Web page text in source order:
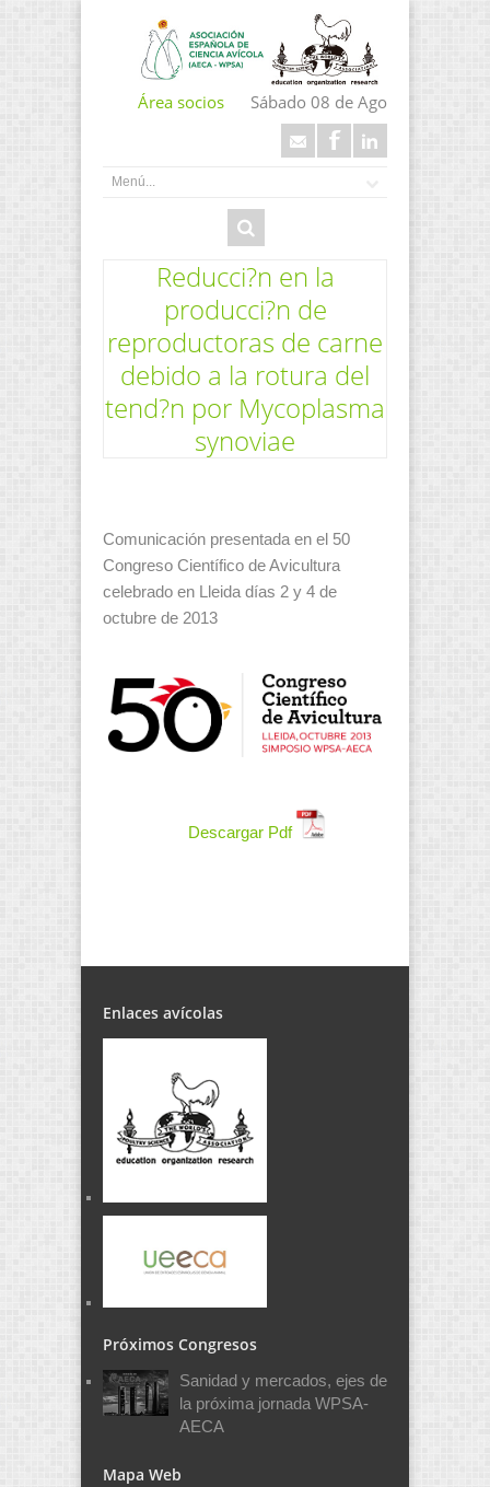
Área socios Sábado 08 de Ago
Reducci?n en la
producci?n de
reproductoras de carne
debido a la rotura del
tend?n por Mycoplasma
synoviae
Comunicación presentada en el 50
Congreso Científico de Avicultura
celebrado en Lleida días 2 y 4 de
octubre de 2013
Descargar Pdf
Enlaces avícolas
Próximos Congresos
Sanidad y mercados, ejes de
la próxima jornada WPSA-
AECA
Mapa Web